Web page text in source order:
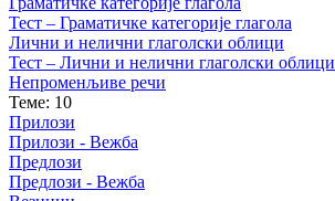
Тест – Граматичке категорије глагола
Лични и нелични глаголски облици
Тест – Лични и нелични глаголски облици
Непроменљиве речи
Теме: 10
Прилози
Прилози - Вежба
Предлози
Предлози - Вежба